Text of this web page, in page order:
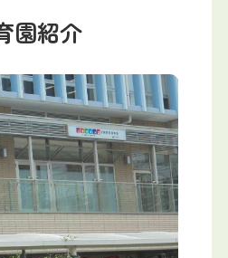
せ
園紹介